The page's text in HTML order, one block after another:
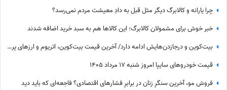
چرا یارانه و کالابرگ دیگر مثل قبل به دادِ معیشت مردم نمی‌رسد؟
خبر خوش برای مشمولان کالابرگ؛ این کالاها هم به سبد خرید اضافه شدند
بیت‌کوین و درجازدن‌هایش ادامه دارد/ آخرین قیمت بیت‌‌کوین، اتریوم و ارزهای پرطرفدار امروز شنبه 17 مرداد 1405
قیمت خودرو‌های سایپا امروز شنبه 17 مرداد 1405
فروش مو، آخرین سنگرِ زنان در برابرِ فشارهای اقتصادی؟ فاجعه‌ای که باید دید